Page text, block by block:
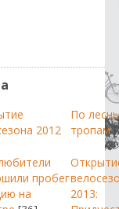
2012
По
тропам
пробег
на
2013: